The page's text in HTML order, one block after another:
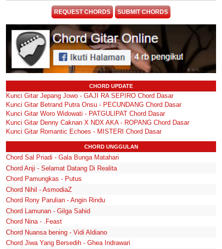
REQUEST CHORDS SUBMIT CHORDS
CHORD UPDATE
Kunci Gitar Jepang Jowo - GAJI RA SEPIRO Chord Dasar
Kunci Gitar Betrand Putra Onsu - PECUNDANG Chord Dasar
Kunci Gitar Woro Widowati - PATGULIPAT Chord Dasar
Kunci Gitar Denny Caknan X NDX AKA - ROPANG Chord Dasar
Kunci Gitar Romantic Echoes - MISTERI Chord Dasar
CHORD UNGGULAN
Chord Sal Priadi - Gala Bunga Matahari
Chord Anji - Selamat Datang Di Realita
Chord Pamungkas - Putus
Chord Nihil - AsmodiaZ
Chord Rony Parulian - Angin Rindu
Chord Lamunan - Gilga Sahid
Chord Nina - .Feast
Chord Nuansa bening - Vidi Aldiano
Chord Jiwa Yang Bersedih - Ghea Indrawari